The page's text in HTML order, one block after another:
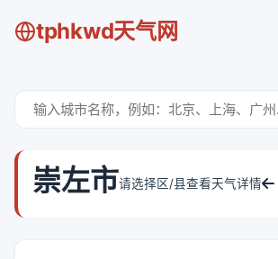
tphkwd天气网
崇左市请选择区/县查看天气详情